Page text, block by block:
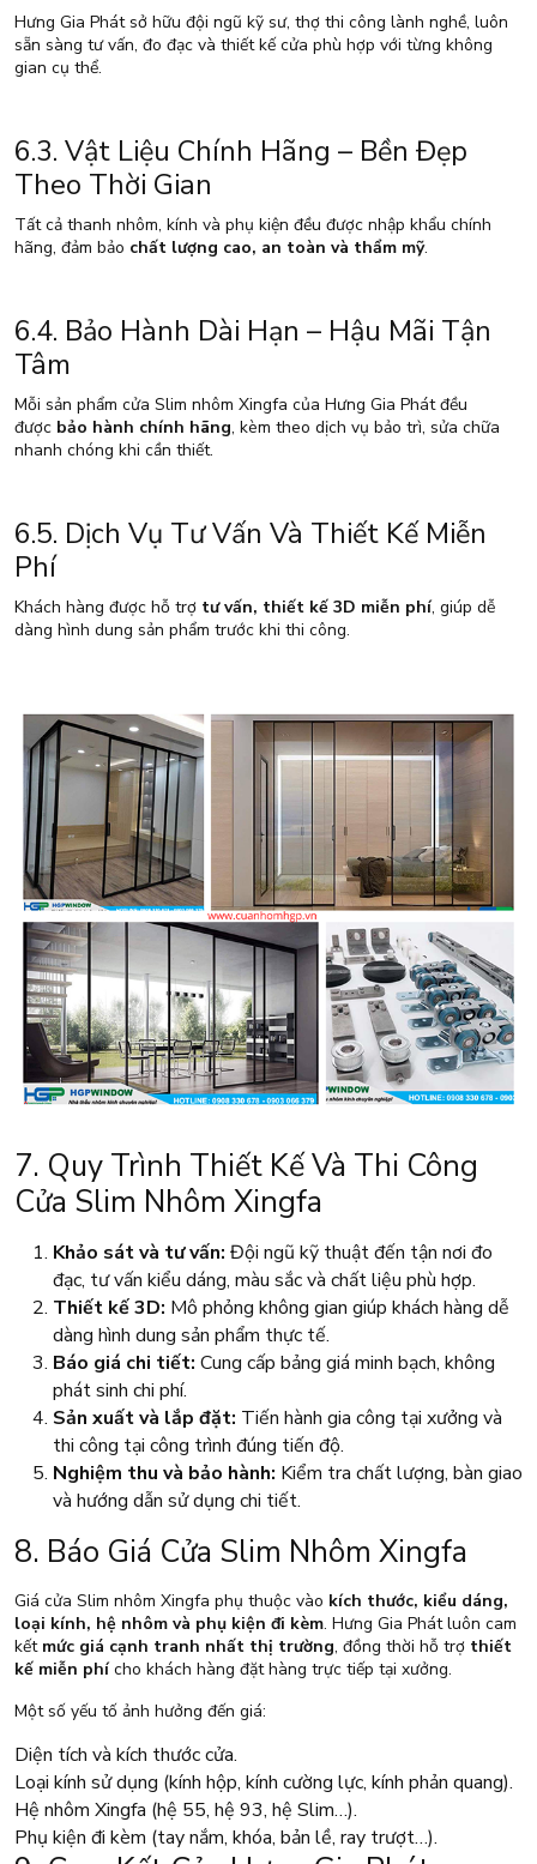
Hưng Gia Phát sở hữu đội ngũ kỹ sư, thợ thi công lành nghề, luôn
sẵn sàng tư vấn, đo đạc và thiết kế cửa phù hợp với từng không
gian cụ thể.
6.3. Vật Liệu Chính Hãng – Bền Đẹp
Theo Thời Gian
Tất cả thanh nhôm, kính và phụ kiện đều được nhập khẩu chính
hãng, đảm bảo chất lượng cao, an toàn và thẩm mỹ.
6.4. Bảo Hành Dài Hạn – Hậu Mãi Tận
Tâm
Mỗi sản phẩm cửa Slim nhôm Xingfa của Hưng Gia Phát đều
được bảo hành chính hãng, kèm theo dịch vụ bảo trì, sửa chữa
nhanh chóng khi cần thiết.
6.5. Dịch Vụ Tư Vấn Và Thiết Kế Miễn
Phí
Khách hàng được hỗ trợ tư vấn, thiết kế 3D miễn phí, giúp dễ
dàng hình dung sản phẩm trước khi thi công.
7. Quy Trình Thiết Kế Và Thi Công
Cửa Slim Nhôm Xingfa
Khảo sát và tư vấn: Đội ngũ kỹ thuật đến tận nơi đo
đạc, tư vấn kiểu dáng, màu sắc và chất liệu phù hợp.
Thiết kế 3D: Mô phỏng không gian giúp khách hàng dễ
dàng hình dung sản phẩm thực tế.
Báo giá chi tiết: Cung cấp bảng giá minh bạch, không
phát sinh chi phí.
Sản xuất và lắp đặt: Tiến hành gia công tại xưởng và
thi công tại công trình đúng tiến độ.
Nghiệm thu và bảo hành: Kiểm tra chất lượng, bàn giao
và hướng dẫn sử dụng chi tiết.
8. Báo Giá Cửa Slim Nhôm Xingfa
Giá cửa Slim nhôm Xingfa phụ thuộc vào kích thước, kiểu dáng,
loại kính, hệ nhôm và phụ kiện đi kèm. Hưng Gia Phát luôn cam
kết mức giá cạnh tranh nhất thị trường, đồng thời hỗ trợ thiết
kế miễn phícho khách hàng đặt hàng trực tiếp tại xưởng.
Một số yếu tố ảnh hưởng đến giá:
Diện tích và kích thước cửa.
Loại kính sử dụng (kính hộp, kính cường lực, kính phản quang).
Hệ nhôm Xingfa (hệ 55, hệ 93, hệ Slim…).
Phụ kiện đi kèm (tay nắm, khóa, bản lề, ray trượt…).